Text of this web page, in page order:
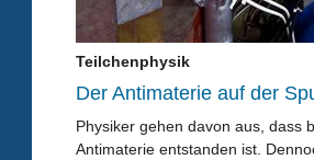
Teilchenphysik
Der Antimaterie auf der
Physiker gehen davon aus, dass
Antimaterie entstanden ist.